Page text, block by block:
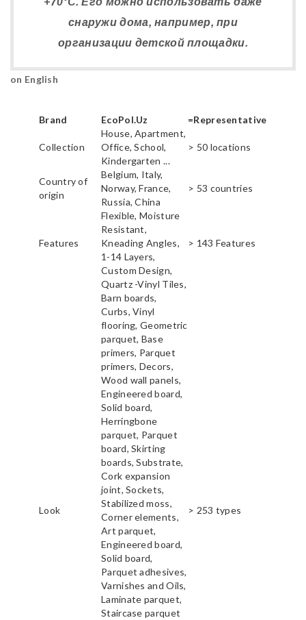
снаружи дома, например, при
организации детской площадки.
on English
Brand EcoPol.Uz =Representative
Collection
House, Apartment,
Office, School,
Kindergarten ...
> 50 locations
Country of
origin
Belgium, Italy,
Norway, France,
Russia, China
> 53 countries
Features
Flexible, Moisture
Resistant,
Kneading Angles,
1-14 Layers,
Custom Design,
> 143 Features
Look
Quartz -Vinyl Tiles,
Barn boards,
Curbs, Vinyl
flooring, Geometric
parquet, Base
primers, Parquet
primers, Decors,
Wood wall panels,
Engineered board,
Solid board,
Herringbone
parquet, Parquet
board, Skirting
boards, Substrate,
Cork expansion
joint, Sockets,
Stabilized moss,
Corner elements,
Art parquet,
Engineered board,
Solid board,
Parquet adhesives,
Varnishes and Oils,
Laminate parquet,
Staircase parquet
> 253 types